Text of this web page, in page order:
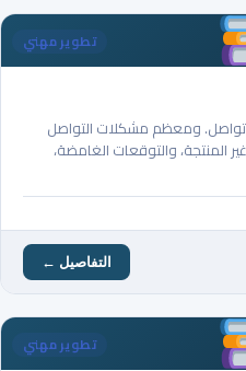
تطوير مهني
ومعظم مشكلات التواصل
المنتجة، والتوقعات الغامضة،
التفاصيل ←
تطوير مهني